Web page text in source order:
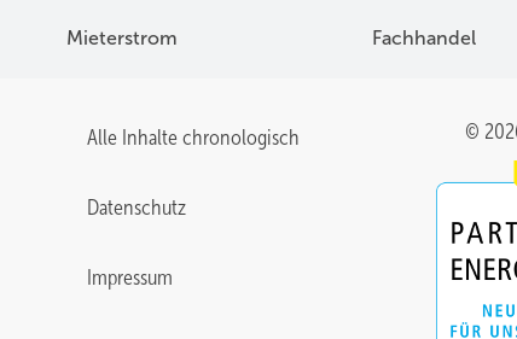
Mieterstrom Fachhandel
Alle Inhalte chronologisch
Datenschutz
Impressum
©